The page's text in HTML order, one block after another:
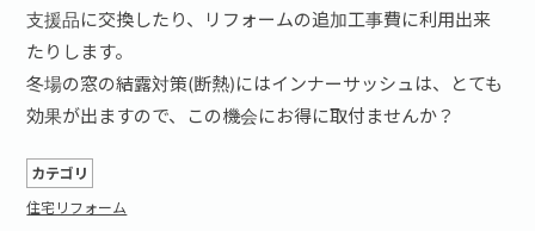
支援品に交換したり、リフォームの追加工事費に利用出来
たりします。
冬場の窓の結露対策(断熱)にはインナーサッシュは、とても
効果が出ますので、この機会にお得に取付ませんか？
カテゴリ
住宅リフォーム